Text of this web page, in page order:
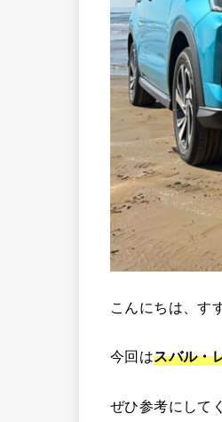
こんにちは、す
今回はスバル・
ぜひ参考にして